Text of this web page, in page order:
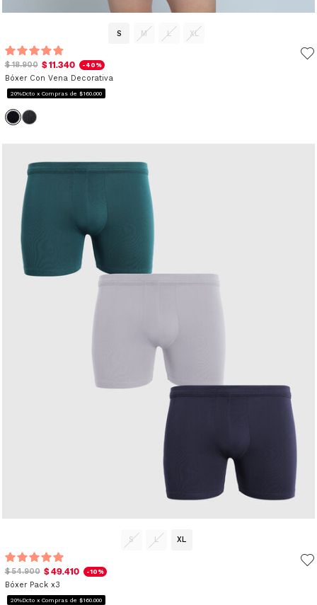
S M L XL
$ 18.900 $ 11.340 -40%
Bóxer Con Vena Decorativa
20%Dcto x Compras de $160.000
S L XL
$ 54.900 $ 49.410 -10%
Bóxer Pack x3
20%Dcto x Compras de $160.000